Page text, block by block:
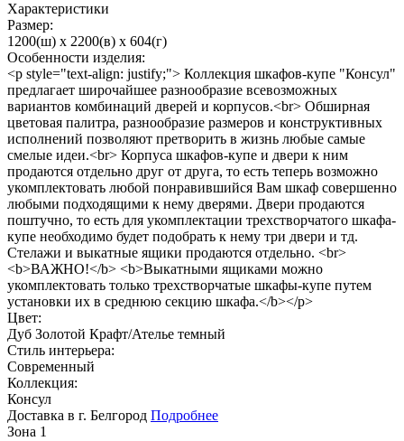
Характеристики
Размер:
1200(ш) x 2200(в) x 604(г)
Особенности изделия:
<p style="text-align: justify;"> Коллекция шкафов-купе "Консул"
предлагает широчайшее разнообразие всевозможных
вариантов комбинаций дверей и корпусов.<br> Обширная
цветовая палитра, разнообразие размеров и конструктивных
исполнений позволяют претворить в жизнь любые самые
смелые идеи.<br> Корпуса шкафов-купе и двери к ним
продаются отдельно друг от друга, то есть теперь возможно
укомплектовать любой понравившийся Вам шкаф совершенно
любыми подходящими к нему дверями. Двери продаются
поштучно, то есть для укомплектации трехстворчатого шкафа-
купе необходимо будет подобрать к нему три двери и тд.
Стелажи и выкатные ящики продаются отдельно. <br>
<b>ВАЖНО!</b> <b>Выкатными ящиками можно
укомплектовать только трехстворчатые шкафы-купе путем
установки их в среднюю секцию шкафа.</b></p>
Цвет:
Дуб Золотой Крафт/Ателье темный
Стиль интерьера:
Современный
Коллекция:
Консул
Доставка в г. Белгород Подробнее
Зона 1